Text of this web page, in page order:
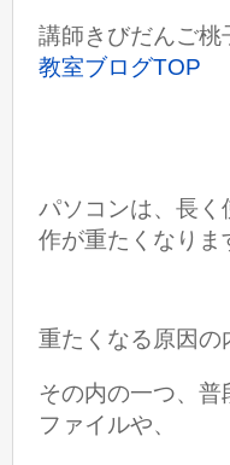
講師きびだんご桃
教室ブログTOP
パソコンは、長く
作が重たくなりま
重たくなる原因の
その内の一つ、
ファイルや、